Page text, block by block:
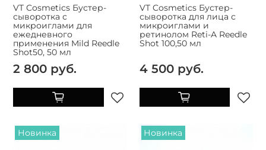
VT Cosmetics Бустер-
сыворотка с
микроиглами для
ежедневного
применения Mild Reedle
Shot50, 50 мл
2 800 руб.
VT Cosmetics Бустер-
сыворотка для лица с
микроиглами и
ретинолом Reti-A Reedle
Shot 100,50 мл
4 500 руб.
Новинка Новинка